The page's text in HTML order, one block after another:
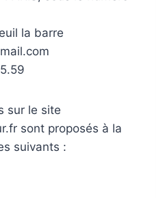
la barre
sur le site
sont proposés à la
suivants :